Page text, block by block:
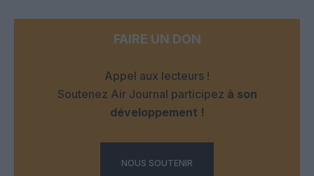
FAIRE UN DON
Appel aux lecteurs !
Soutenez Air Journal participez à son
développement !
NOUS SOUTENIR